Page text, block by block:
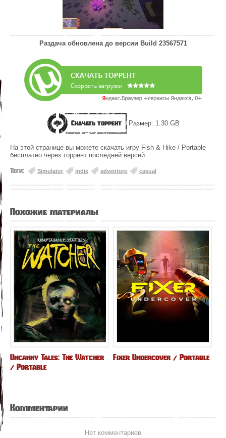
Раздача обновлена до версии Build 23567571
Скачать торрент Размер: 1.30 GB
На этой странице вы можете скачать игру Fish & Hike / Portable
бесплатно через торрент последней версий.
Теги: Simulator indie adventure casual
Похожие материалы
Uncanny Tales: The Watcher
/ Portable
Fixer Undercover / Portable
Комментарии
Нет комментариев